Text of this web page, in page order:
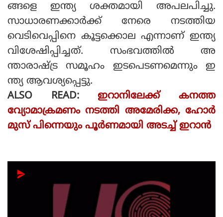
ങ്ങളെ ഇന്ത്യ ശക്തമായി അപലപിച്ചു.
സാധാരണക്കാര്‍ക്ക് നേരെ നടത്തിയ
വെടിവെപ്പിനെ കൂട്ടക്കൊല എന്നാണ് ഇന്ത്യ
വിശേഷിപ്പിച്ചത്. സംഭവത്തില്‍ അ
ന്താരാഷ്ട്ര സമൂഹം ഇടപെടണമെന്നും ഇ
ന്ത്യ ആവശ്യപ്പെട്ടു.
ALSO READ:ഇറാനിലേക്ക് കനത്ത
വ്യോമാക്രമണം നടത്തി അമേരിക്ക, ഹോർ
മുസ് പിന്നെയും പൂർണമായി അടച്ച് ഇറാൻ